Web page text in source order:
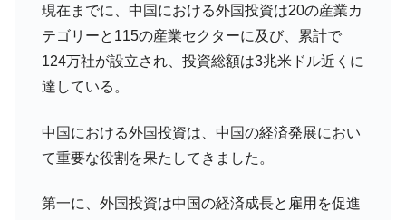
Fact1
日本の誇る海洋資源調査船『白嶺』は先進技術の
塊！
Fact1
夏の甲子園、優勝校を最も多く輩出している都道
府県とは？
Fact1 奇跡の毛色「白毛馬」とは？
Fact1
全て勝つといくら？ 競馬GI競走で勝利騎手がもら
現在までに、中国における外国投資は20の産業カ
テゴリーと115の産業セクターに及び、累計で
124万社が設立され、投資総額は3兆米ドル近くに
達している。
中国における外国投資は、中国の経済発展におい
て重要な役割を果たしてきました。
第一に、外国投資は中国の経済成長と雇用を促進